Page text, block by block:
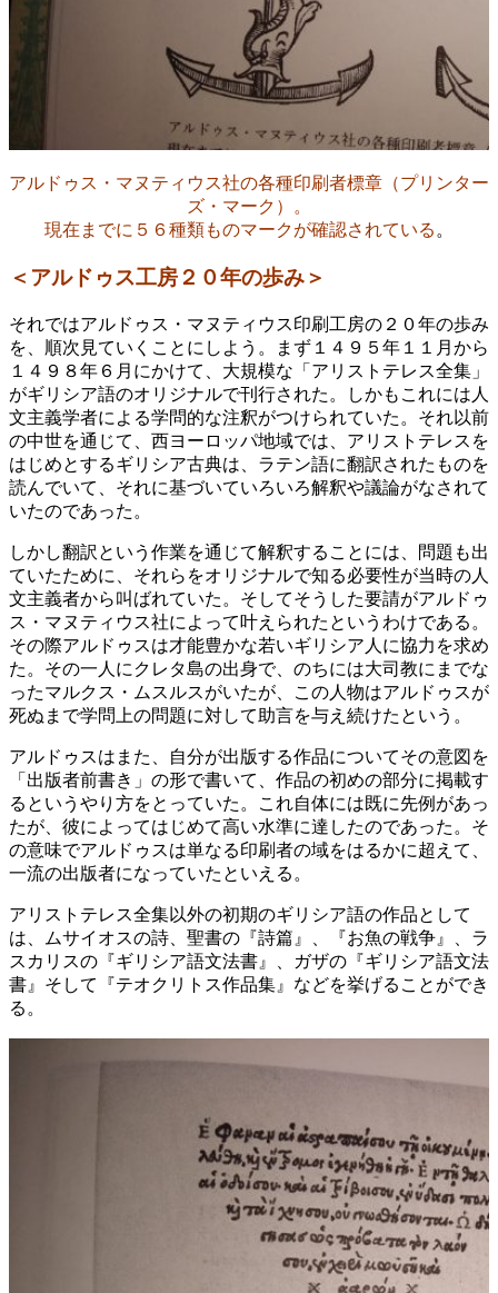
アルドゥス・マヌティウス社の各種印刷者標章（プリンター
ズ・マーク）。
現在までに５６種類ものマークが確認されている 。
＜アルドゥス工房２０年の歩み＞
それではアルドゥス・マヌティウス印刷工房の２０年の歩み
を、順次見ていくことにしよう。まず１４９５年１１月から
１４９８年６月にかけて、大規模な「アリストテレス全集」
がギリシア語のオリジナルで刊行された。しかもこれには人
文主義学者による学問的な注釈がつけられていた。それ以前
の中世を通じて、西ヨーロッパ地域では、アリストテレスを
はじめとするギリシア古典は、ラテン語に翻訳されたものを
読んでいて、それに基づいていろいろ解釈や議論がなされて
いたのであった。
しかし翻訳という作業を通じて解釈することには、問題も出
ていたために、それらをオリジナルで知る必要性が当時の人
文主義者から叫ばれていた。そしてそうした要請がアルドゥ
ス・マヌティウス社によって叶えられたというわけである。
その際アルドゥスは才能豊かな若いギリシア人に協力を求め
た。その一人にクレタ島の出身で、のちには大司教にまでな
ったマルクス・ムスルスがいたが、この人物はアルドゥスが
死ぬまで学問上の問題に対して助言を与え続けたという。
アルドゥスはまた、自分が出版する作品についてその意図を
「出版者前書き」の形で書いて、作品の初めの部分に掲載す
るというやり方をとっていた。これ自体には既に先例があっ
たが、彼によってはじめて高い水準に達したのであった。そ
の意味でアルドゥスは単なる印刷者の域をはるかに超えて、
一流の出版者になっていたといえる。
アリストテレス全集以外の初期のギリシア語の作品として
は、ムサイオスの詩、聖書の『詩篇』、『お魚の戦争』、ラ
スカリスの『ギリシア語文法書』、ガザの『ギリシア語文法
書』そして『テオクリトス作品集』などを挙げることができ
る。